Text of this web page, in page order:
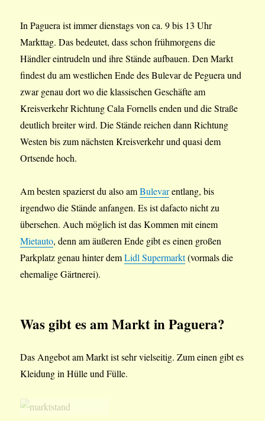
In Paguera ist immer dienstags von ca. 9 bis 13 Uhr
Markttag. Das bedeutet, dass schon frühmorgens die
Händler eintrudeln und ihre Stände aufbauen. Den Markt
findest du am westlichen Ende des Bulevar de Peguera und
zwar genau dort wo die klassischen Geschäfte am
Kreisverkehr Richtung Cala Fornells enden und die Straße
deutlich breiter wird. Die Stände reichen dann Richtung
Westen bis zum nächsten Kreisverkehr und quasi dem
Ortsende hoch.
Am besten spazierst du also amBulevarentlang, bis
irgendwo die Stände anfangen. Es ist dafacto nicht zu
übersehen. Auch möglich ist das Kommen mit einem
Mietauto, denn am äußeren Ende gibt es einen großen
Parkplatz genau hinter demLidl Supermarkt(vormals die
ehemalige Gärtnerei).
Was gibt es am Markt in Paguera?
Das Angebot am Markt ist sehr vielseitig. Zum einen gibt es
Kleidung in Hülle und Fülle.